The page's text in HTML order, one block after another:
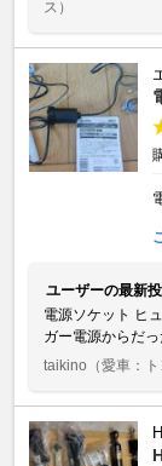
ス）
ユーザーの最新
電源ソケット ヒ
ガー電源からだっ
taikino （愛車：